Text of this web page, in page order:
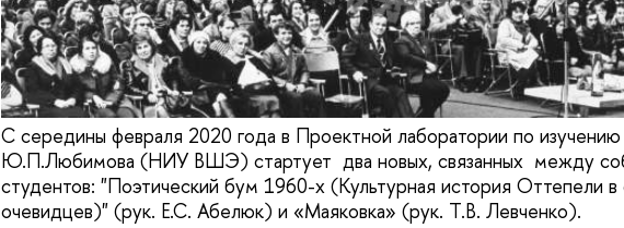
С середины февраля 2020 года в Проектной лаборатории по изучению
Ю.П.Любимова (НИУ ВШЭ) стартует два новых, связанных между
студентов: "Поэтический бум 1960-х (Культурная история Оттепели в
очевидцев)" (рук. Е.С. Абелюк) и «Маяковка» (рук. Т.В. Левченко).